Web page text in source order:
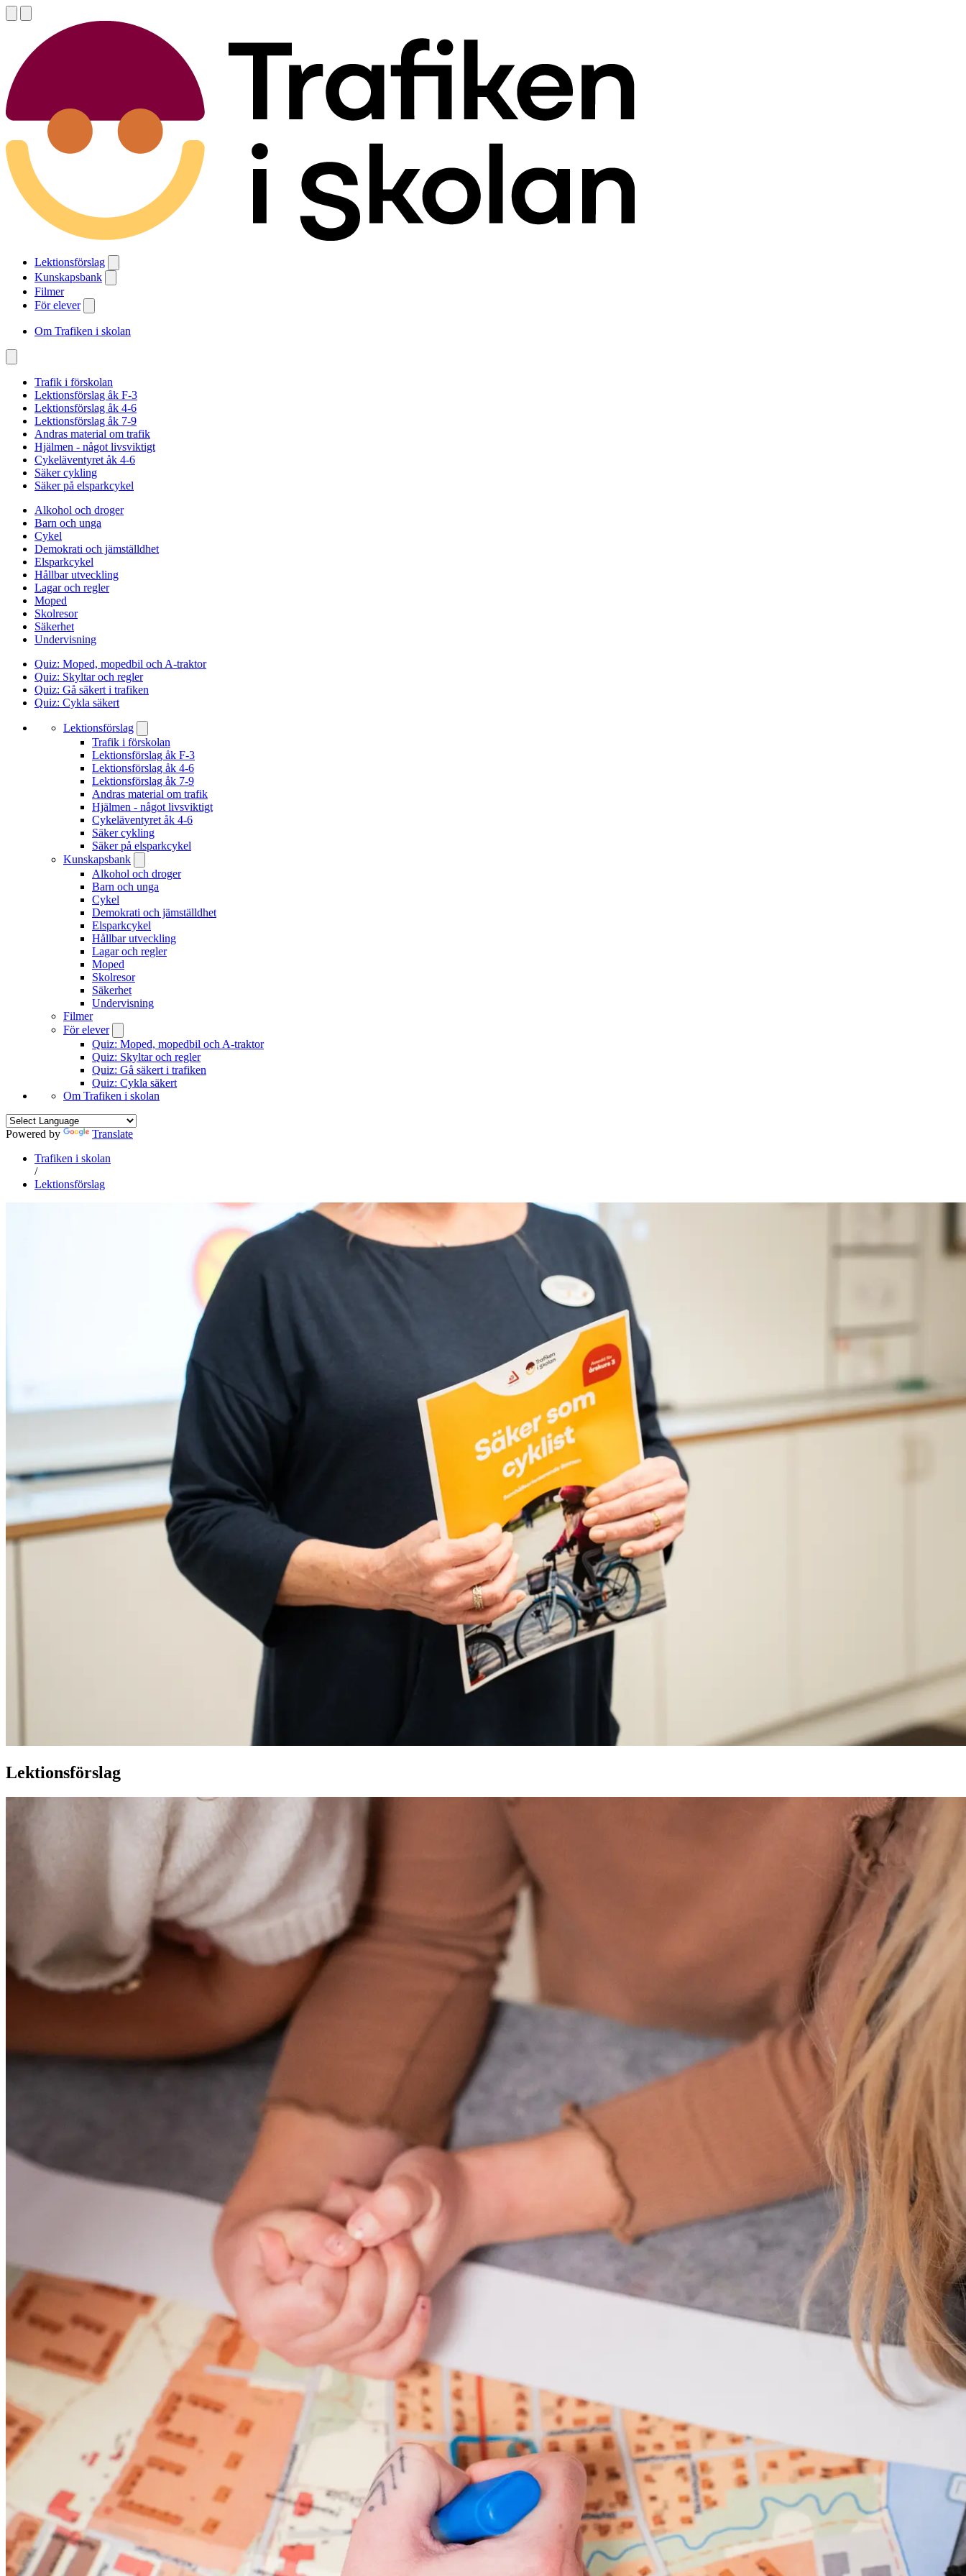
Lektionsförslag
Kunskapsbank
Filmer
För elever
Om Trafiken i skolan
Trafik i förskolan
Lektionsförslag åk F-3
Lektionsförslag åk 4-6
Lektionsförslag åk 7-9
Andras material om trafik
Hjälmen - något livsviktigt
Cykeläventyret åk 4-6
Säker cykling
Säker på elsparkcykel
Alkohol och droger
Barn och unga
Cykel
Demokrati och jämställdhet
Elsparkcykel
Hållbar utveckling
Lagar och regler
Moped
Skolresor
Säkerhet
Undervisning
Quiz: Moped, mopedbil och A-traktor
Quiz: Skyltar och regler
Quiz: Gå säkert i trafiken
Quiz: Cykla säkert
Lektionsförslag
Trafik i förskolan
Lektionsförslag åk F-3
Lektionsförslag åk 4-6
Lektionsförslag åk 7-9
Andras material om trafik
Hjälmen - något livsviktigt
Cykeläventyret åk 4-6
Säker cykling
Säker på elsparkcykel
Kunskapsbank
Alkohol och droger
Barn och unga
Cykel
Demokrati och jämställdhet
Elsparkcykel
Hållbar utveckling
Lagar och regler
Moped
Skolresor
Säkerhet
Undervisning
Filmer
För elever
Quiz: Moped, mopedbil och A-traktor
Quiz: Skyltar och regler
Quiz: Gå säkert i trafiken
Quiz: Cykla säkert
Om Trafiken i skolan
Powered by
Translate
Trafiken i skolan
/
Lektionsförslag
Lektionsförslag